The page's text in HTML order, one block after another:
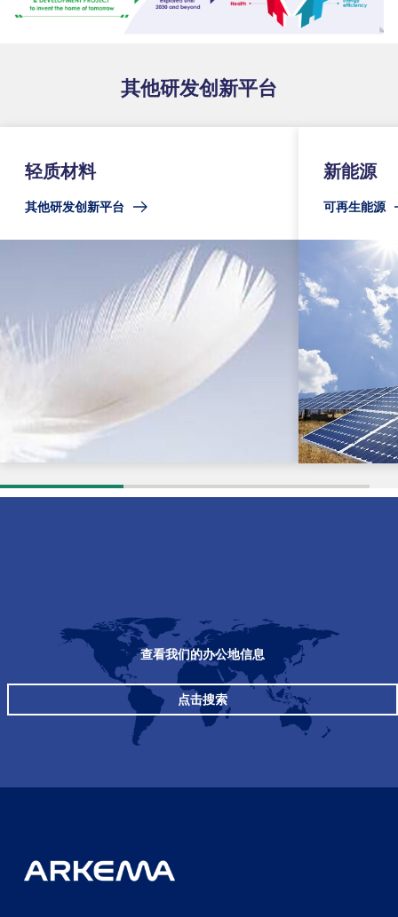
其他研发创新平台
轻质材料
其他研发创新平台
新能源
可再生能源
查看我们的办公地信息
点击搜索